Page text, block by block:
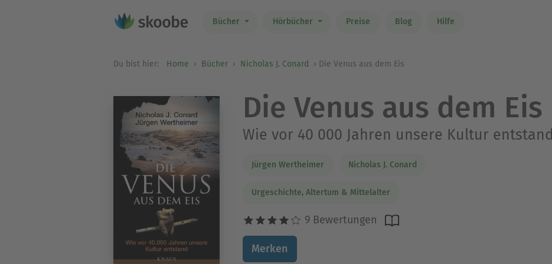
Bücher Hörbücher Preise Blog Hilfe
Du bist hier: Home Bücher Nicholas J. Conard Die Venus aus dem Eis
Die Venus aus dem Eis
Wie vor 40 000 Jahren unsere Kultur entstand
Jürgen Wertheimer Nicholas J. Conard
Urgeschichte, Altertum & Mittelalter
9 Bewertungen
Merken